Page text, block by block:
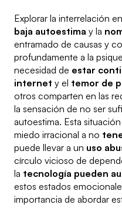
Explorar la interrelación
baja autoestima y la
entramado de causas y
profundamente a la
necesidad de estar
internet y el temor de
otros comparten en las
la sensación de no ser
autoestima. Esta
miedo irracional a no
puede llevar a un uso
círculo vicioso de
la tecnología pueden
estos estados
importancia de abordar